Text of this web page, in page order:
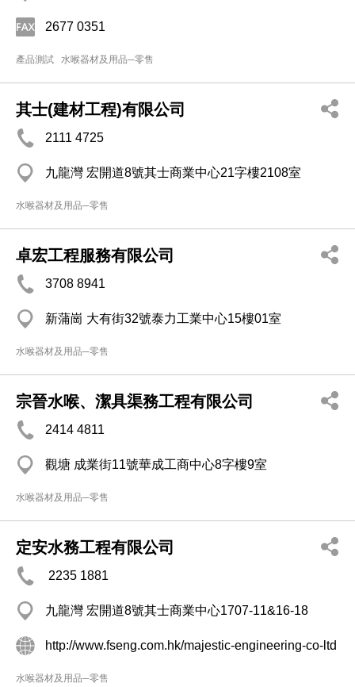
2677 0351
產品測試 水喉器材及用品─零售
其士(建材工程)有限公司
2111 4725
九龍灣 宏開道8號其士商業中心21字樓2108室
水喉器材及用品─零售
卓宏工程服務有限公司
3708 8941
新蒲崗 大有街32號泰力工業中心15樓01室
水喉器材及用品─零售
宗晉水喉、潔具渠務工程有限公司
2414 4811
觀塘 成業街11號華成工商中心8字樓9室
水喉器材及用品─零售
定安水務工程有限公司
2235 1881
九龍灣 宏開道8號其士商業中心1707-11&16-18
http://www.fseng.com.hk/majestic-engineering-co-ltd
水喉器材及用品─零售